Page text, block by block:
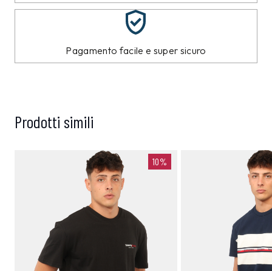
Pagamento facile e super sicuro
Prodotti simili
10%